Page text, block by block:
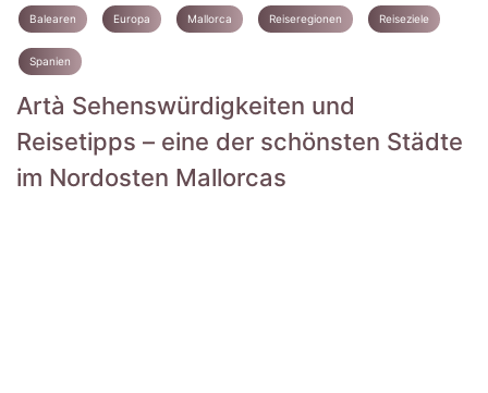
Balearen Europa Mallorca Reiseregionen Reiseziele
Spanien
Artà Sehenswürdigkeiten und
Reisetipps – eine der schönsten Städte
im Nordosten Mallorcas